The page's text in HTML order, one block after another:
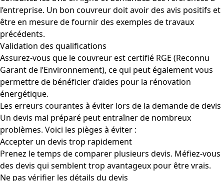
l’entreprise. Un bon couvreur doit avoir des avis positifs et
être en mesure de fournir des exemples de travaux
précédents.
Validation des qualifications
Assurez-vous que le couvreur est certifié RGE (Reconnu
Garant de l’Environnement), ce qui peut également vous
permettre de bénéficier d’aides pour la rénovation
énergétique.
Les erreurs courantes à éviter lors de la demande de devis
Un devis mal préparé peut entraîner de nombreux
problèmes. Voici les pièges à éviter :
Accepter un devis trop rapidement
Prenez le temps de comparer plusieurs devis. Méfiez-vous
des devis qui semblent trop avantageux pour être vrais.
Ne pas vérifier les détails du devis